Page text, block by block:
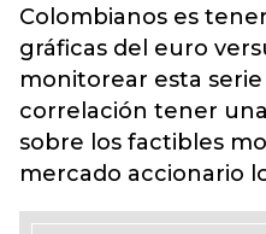
Colombianos es
gráficas del euro
monitorear esta
correlación tener
sobre los factibles
mercado accionario